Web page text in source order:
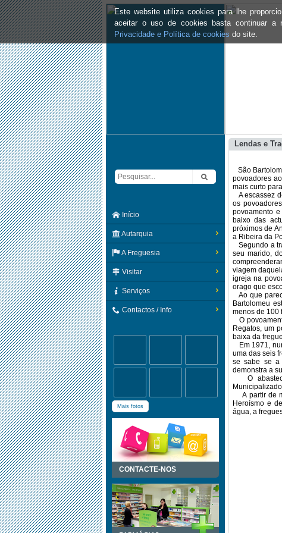
Este website utiliza cookies para lhe
aceitar o uso de cookies basta continuar a
Privacidade e Política de cookies do site.
Início
Autarquia
A Freguesia
Visitar
Serviços
Contactos / Info
Mais fotos
CONTACTE-NOS
Lendas e
São
povoadores
mais curto
A escassez
os
povoamento
baixo das
próximos de
a Ribeira da
Segundo a
seu marido,
viagem
igreja na
orago que
Ao que
Bartolomeu
menos de 100
O
Regatos, um
baixa da
Em 1971,
uma das seis
se sabe se a
demonstra a
O
A partir de
Heroísmo e
água, a